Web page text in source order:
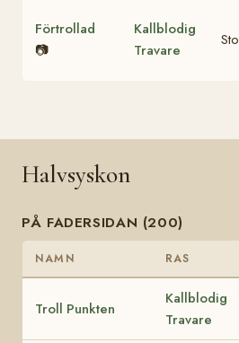
Förtrollad
📷
Kallblodig
Travare
Sto
Halvsyskon
PÅ FADERSIDAN (200)
NAMN RAS
Troll Punkten
Kallblodig
Travare